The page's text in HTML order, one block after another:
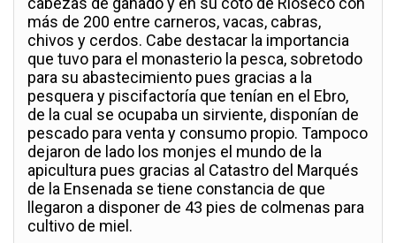
más de 200 entre carneros, vacas, cabras,
chivos y cerdos. Cabe destacar la importancia
que tuvo para el monasterio la pesca, sobretodo
para su abastecimiento pues gracias a la
pesquera y piscifactoría que tenían en el Ebro,
de la cual se ocupaba un sirviente, disponían de
pescado para venta y consumo propio. Tampoco
dejaron de lado los monjes el mundo de la
apicultura pues gracias al Catastro del Marqués
de la Ensenada se tiene constancia de que
llegaron a disponer de 43 pies de colmenas para
cultivo de miel.